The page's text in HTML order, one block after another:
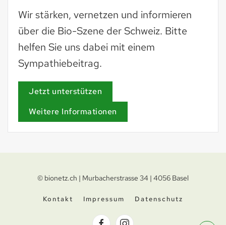
Wir stärken, vernetzen und informieren
über die Bio-Szene der Schweiz. Bitte
helfen Sie uns dabei mit einem
Sympathiebeitrag.
Jetzt unterstützen
Weitere Informationen
© bionetz.ch | Murbacherstrasse 34 | 4056 Basel
Kontakt Impressum Datenschutz